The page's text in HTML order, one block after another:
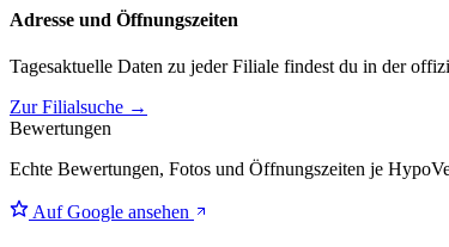
Adresse und Öffnungszeiten
Tagesaktuelle Daten zu jeder Filiale findest du in der
Zur Filialsuche →
Bewertungen
Echte Bewertungen, Fotos und Öffnungszeiten je
Auf Google ansehen